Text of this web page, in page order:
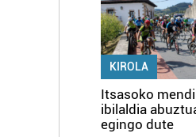
KIROLA
Itsasoko
ibilaldia
egingo dute